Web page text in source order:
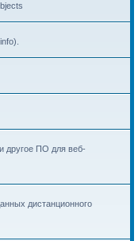
другое ПО для веб-
дистанционного